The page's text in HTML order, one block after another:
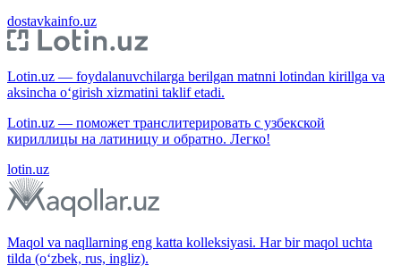
dostavkainfo.uz
Lotin.uz — foydalanuvchilarga berilgan matnni lotindan kirillga va
aksincha o‘girish xizmatini taklif etadi.
Lotin.uz — поможет транслитерировать с узбекской
кириллицы на латиницу и обратно. Легко!
lotin.uz
Maqol va naqllarning eng katta kolleksiyasi. Har bir maqol uchta
tilda (o‘zbek, rus, ingliz).